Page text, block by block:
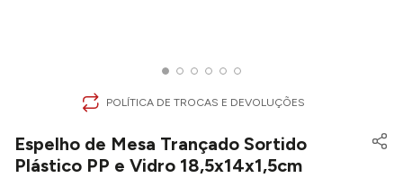
POLÍTICA DE TROCAS E DEVOLUÇÕES
Espelho de Mesa Trançado Sortido
Plástico PP e Vidro 18,5x14x1,5cm